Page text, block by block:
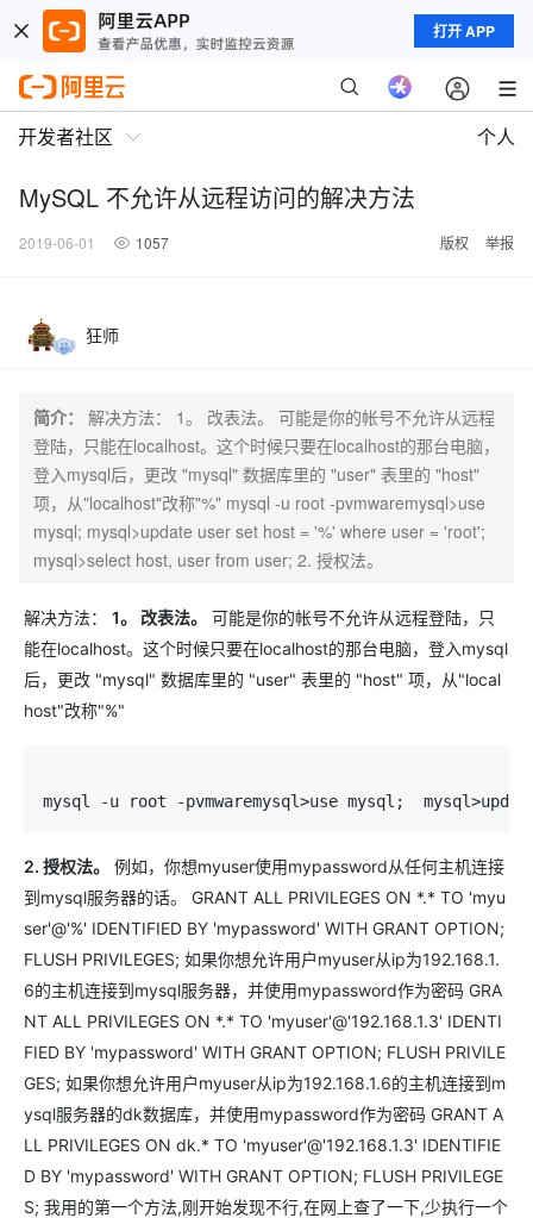
打开 APP
开发者社区 个人
MySQL 不允许从远程访问的解决方法
2019-06-01 1057 版权 举报
狂师
简介：
解决方法： 1。 改表法。 可能是你的帐号不允许从远程
登陆，只能在localhost。这个时候只要在localhost的那台电脑，
登入mysql后，更改 "mysql" 数据库里的 "user" 表里的 "host"
项，从"localhost"改称"%" mysql -u root -pvmwaremysql>use
mysql; mysql>update user set host = '%' where user = 'root';
mysql>select host, user from user; 2. 授权法。
解决方法： 1。 改表法。
可能是你的帐号不允许从远程登陆，只
能在localhost。这个时候只要在localhost的那台电脑，登入mysql
后，更改 "mysql" 数据库里的 "user" 表里的 "host" 项，从"local
host"改称"%"
mysql -u root -pvmwaremysql>use mysql;
2. 授权法。
例如，你想myuser使用mypassword从任何主机连接
到mysql服务器的话。 GRANT ALL PRIVILEGES ON *.* TO 'myu
ser'@'%' IDENTIFIED BY 'mypassword' WITH GRANT OPTION;
FLUSH PRIVILEGES; 如果你想允许用户myuser从ip为192.168.1.
6的主机连接到mysql服务器，并使用mypassword作为密码 GRA
NT ALL PRIVILEGES ON *.* TO 'myuser'@'192.168.1.3' IDENTI
FIED BY 'mypassword' WITH GRANT OPTION; FLUSH PRIVILE
GES; 如果你想允许用户myuser从ip为192.168.1.6的主机连接到m
ysql服务器的dk数据库，并使用mypassword作为密码 GRANT A
LL PRIVILEGES ON dk.* TO 'myuser'@'192.168.1.3' IDENTIFIE
D BY 'mypassword' WITH GRANT OPTION; FLUSH PRIVILEGE
S; 我用的第一个方法,刚开始发现不行,在网上查了一下,少执行一个